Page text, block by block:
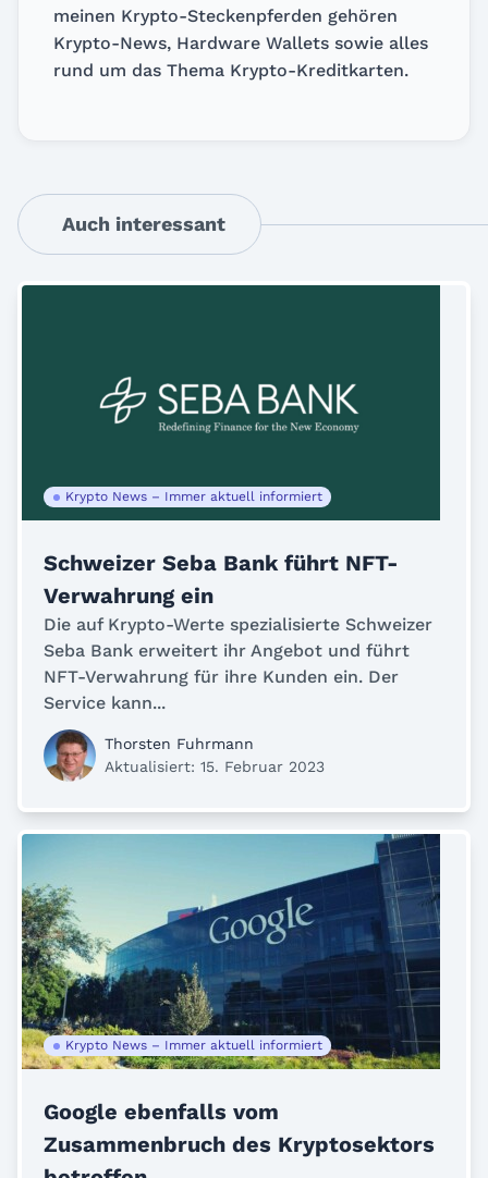
meinen Krypto-Steckenpferden gehören
Krypto-News, Hardware Wallets sowie alles
rund um das Thema Krypto-Kreditkarten.
Auch interessant
Krypto News – Immer aktuell informiert
Schweizer Seba Bank führt NFT-
Verwahrung ein
Die auf Krypto-Werte spezialisierte Schweizer
Seba Bank erweitert ihr Angebot und führt
NFT-Verwahrung für ihre Kunden ein. Der
Service kann...
Thorsten Fuhrmann
Aktualisiert: 15. Februar 2023
Krypto News – Immer aktuell informiert
Google ebenfalls vom
Zusammenbruch des Kryptosektors